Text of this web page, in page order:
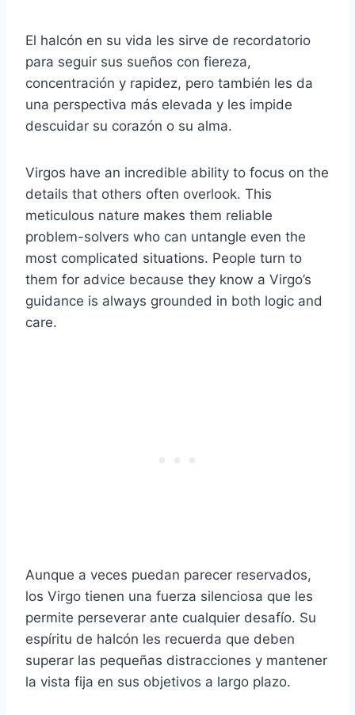
El halcón en su vida les sirve de recordatorio
para seguir sus sueños con fiereza,
concentración y rapidez, pero también les da
una perspectiva más elevada y les impide
descuidar su corazón o su alma.
Virgos have an incredible ability to focus on the
details that others often overlook. This
meticulous nature makes them reliable
problem-solvers who can untangle even the
most complicated situations. People turn to
them for advice because they know a Virgo’s
guidance is always grounded in both logic and
care.
Aunque a veces puedan parecer reservados,
los Virgo tienen una fuerza silenciosa que les
permite perseverar ante cualquier desafío. Su
espíritu de halcón les recuerda que deben
superar las pequeñas distracciones y mantener
la vista fija en sus objetivos a largo plazo.